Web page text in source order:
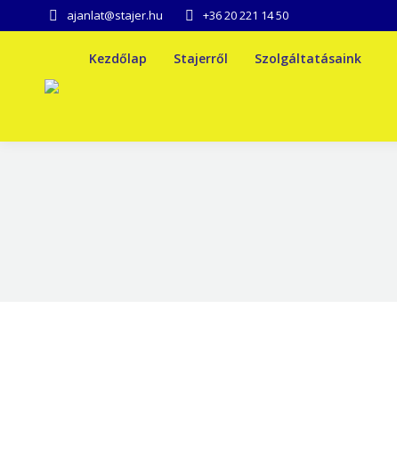
ajanlat@stajer.hu +36 20 221 14 50
Kezdőlap Stajerről Szolgáltatásaink